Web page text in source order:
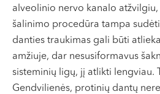
alveolinio nervo kanalo
šalinimo procedūra tampa
danties traukimas gali būti
amžiuje, dar nesusiformavus
sisteminių ligų, jį atlikti lengviau.
Gendvilienės, protinių dantų